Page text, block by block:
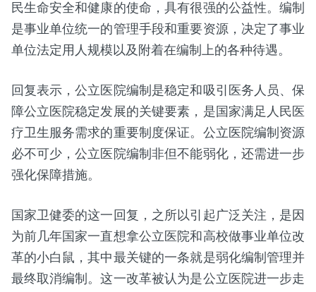
民生命安全和健康的使命，具有很强的公益性。编制
是事业单位统一的管理手段和重要资源，决定了事业
单位法定用人规模以及附着在编制上的各种待遇。
回复表示，公立医院编制是稳定和吸引医务人员、保
障公立医院稳定发展的关键要素，是国家满足人民医
疗卫生服务需求的重要制度保证。公立医院编制资源
必不可少，公立医院编制非但不能弱化，还需进一步
强化保障措施。
国家卫健委的这一回复，之所以引起广泛关注，是因
为前几年国家一直想拿公立医院和高校做事业单位改
革的小白鼠，其中最关键的一条就是弱化编制管理并
最终取消编制。这一改革被认为是公立医院进一步走